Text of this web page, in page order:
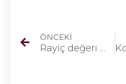
ÖNCEKI
Rayiç değeri mi? Vergiye esas değer mi?